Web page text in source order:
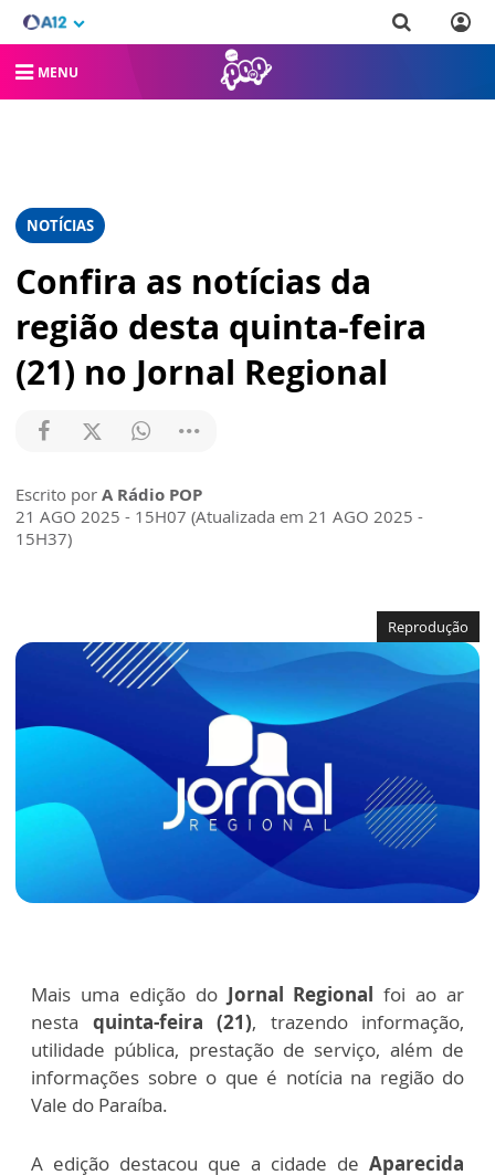
MENU
NOTÍCIAS
Confira as notícias da
região desta quinta-feira
(21) no Jornal Regional
Escrito por A Rádio POP
21 AGO 2025 - 15H07 (Atualizada em 21 AGO 2025 -
15H37)
Reprodução
Mais uma edição do Jornal Regionalfoi ao ar
nesta quinta-feira (21), trazendo informação,
utilidade pública, prestação de serviço, além de
informações sobre o que é notícia na região do
Vale do Paraíba.
A edição destacou que a cidade de Aparecida